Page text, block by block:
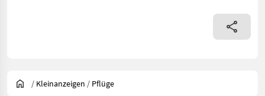
/ Kleinanzeigen / Pflüge